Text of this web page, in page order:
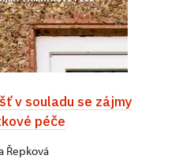
v souladu se zájmy
péče
Řepková